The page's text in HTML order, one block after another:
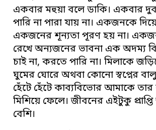
একবার মহুয়া বলে ডাকি। একবার
পারি না পারা যায় না। একজনকে
একজনের শূন্যতা পূরণ হয় না।
রেখে অন্যজনের ভাবনা এক অদম্য
চাই না, করতে পারি না। মিলাকে
ঘুমের ঘোরে অথবা কোনো স্বপ্নের
হেঁটে হেঁটে কাব্যবিভোর আমাকে তার
মিশিয়ে ফেলে। জীবনের এইটুকু প্রাপ্তি
বেশি।